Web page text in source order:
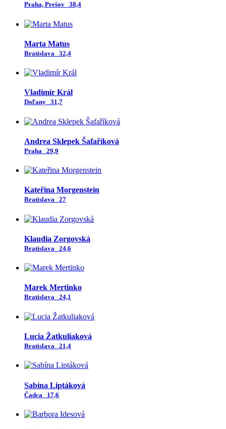
Praha, Prešov 38,4
Marta Matus
Bratislava 32,4
Vladimír Král
Doľany 31,7
Andrea Sklepek Šafaříková
Praha 29,9
Kateřina Morgenstein
Bratislava 27
Klaudia Zorgovská
Bratislava 24,6
Marek Mertinko
Bratislava 24,1
Lucia Žatkuliaková
Bratislava 21,4
Sabína Liptáková
Čadca 17,6